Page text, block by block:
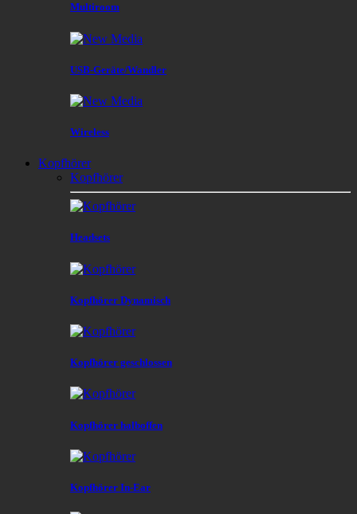
Multiroom
USB-Geräte/Wandler
Wireless
Kopfhörer
Kopfhörer
Headsets
Kopfhörer Dynamisch
Kopfhörer geschlossen
Kopfhörer halboffen
Kopfhörer In-Ear